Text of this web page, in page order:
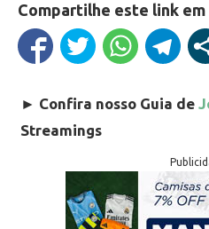
Compartilhe este link em
► Confira nosso Guia de
Streamings